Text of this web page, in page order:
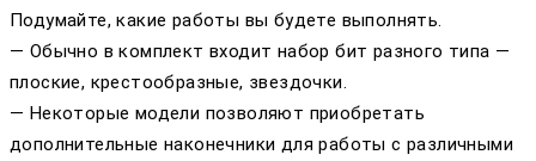
Подумайте, какие работы вы будете выполнять.
— Обычно в комплект входит набор бит разного типа —
плоские, крестообразные, звездочки.
— Некоторые модели позволяют приобретать
дополнительные наконечники для работы с различными